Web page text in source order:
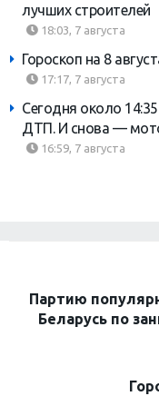
лучших строителей
18:03, 7 августа
Гороскоп на 8
17:17, 7 августа
Сегодня около
ДТП. И снова —
16:59, 7 августа
Партию
Беларусь по